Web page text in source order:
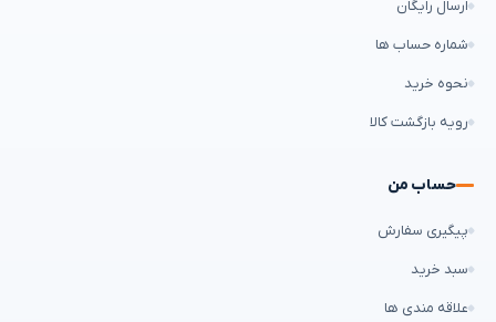
ارسال رایگان
شماره حساب ها
نحوه خرید
رویه بازگشت کالا
حساب من
پیگیری سفارش
سبد خرید
علاقه مندی ها